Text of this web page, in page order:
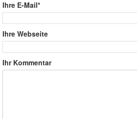
Ihre E-Mail*
Ihre Webseite
Ihr Kommentar